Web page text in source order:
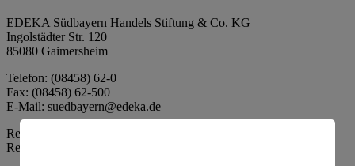
EDEKA Südbayern Handels Stiftung & Co. KG
Ingolstädter Str. 120
85080 Gaimersheim
Telefon: (08458) 62-0
Fax: (08458) 62-500
E-Mail: suedbayern@edeka.de
Registergericht: Amtsgericht Ingolstadt
Registernummer: HRA 3325